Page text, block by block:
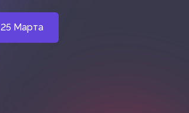
25 Марта